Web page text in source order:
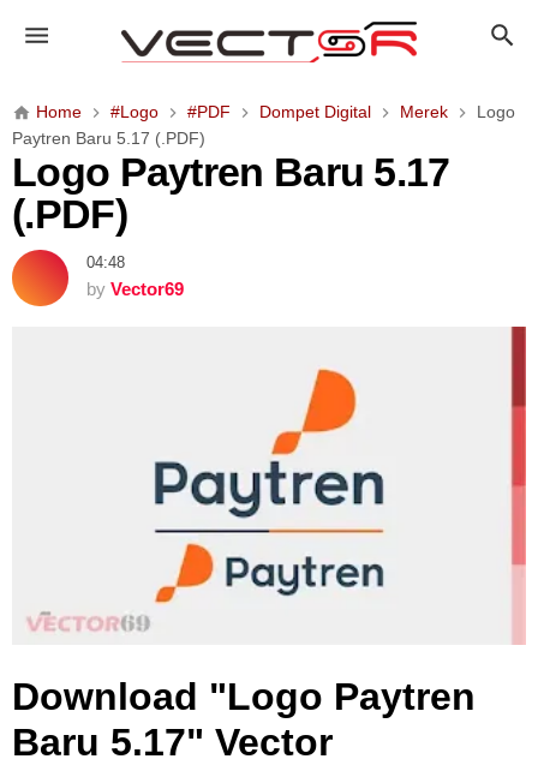
o
o
P
a
y
t
r
e
n
F
Home #Logo #PDF Dompet Digital Merek
Logo
Paytren Baru 5.17 (.PDF)
Logo Paytren Baru 5.17
(.PDF)
04:48
by Vector69
Download "Logo Paytren
Baru 5.17" Vector